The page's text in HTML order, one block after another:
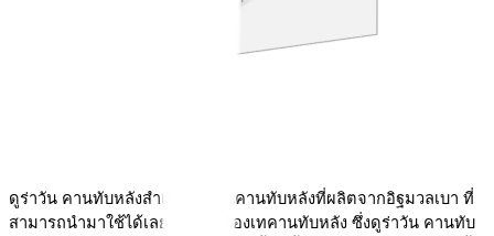
ดูร่าวัน คานทับหลังสำเร็จรูป เป็นคานทับหลังที่ผลิตจากอิฐมวลเบา ที่
สามารถนำมาใช้ได้เลย โดยไม่ต้องเทคานทับหลัง ซึ่งดูร่าวัน คานทับ